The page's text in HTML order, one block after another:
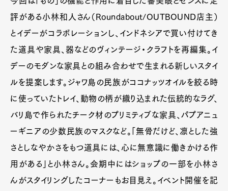
評がある小林和人さん（Roundabout/OUTBOUND店主）
とイデーがコラボレーションし、インドネシアで買い付けてき
た道具や家具、器などのヴィンテージ・クラフトを再編集。イ
デーのモダンな家具との組み合わせで生まれる新しいスタイ
ルを提案します。ジャワ島の民族がココナッツオイルを絞る時
に使っていたトレイ、動物の柄が織り込まれた伝統的なラグ、
バリ島で作られたチーク材のプリミティブな家具、パプアニュ
ーギニアの少数民族のマスクなど。「無骨だけど、凛とした強
さとしなやかさをもつ道具には、心に無意識に働きかける作
用がある」と小林さん。会期中にはショップの一部を小林さ
んがスタイリングしたコーナーもお目見え。イベント開催を記